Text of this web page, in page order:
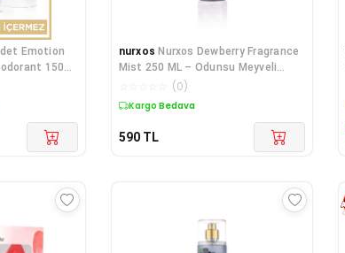
Emotion
150
nurxos Nurxos Dewberry Fragrance
Mist 250 ML – Odunsu Meyveli
Vücut Spre(0)
Kargo Bedava
590 TL